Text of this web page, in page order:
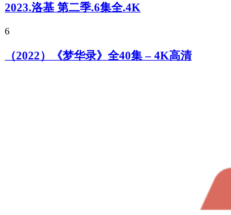
2023.洛基 第二季.6集全.4K
6
（2022）《梦华录》全40集 – 4K高清